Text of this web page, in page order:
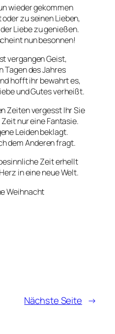
wieder gekommen
zu seinen Lieben,
Liebe zu genießen.
nun besonnen!
vergangen Geist,
Tagen des Jahres
hofft ihr bewahrt es,
und Gutes verheißt.
Zeiten vergesst Ihr Sie
nur eine Fantasie.
Leiden beklagt.
dem Anderen fragt.
Zeit erhellt
in eine neue Welt.
Weihnacht
Nächste Seite →